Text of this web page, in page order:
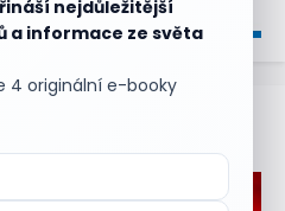
nejdůležitější
a informace ze světa
4 originální e-booky